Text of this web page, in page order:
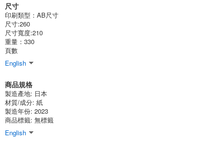
尺寸
印刷類型：AB尺寸
尺寸:260
尺寸寬度:210
重量：330
頁數
English
商品規格
製造產地: 日本
材質/成分: 紙
製造年份: 2023
商品標籤: 無標籤
English